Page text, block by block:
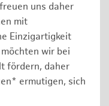
uns daher
mit
Einzigartigkeit
wir bei
fördern, daher
ermutigen, sich